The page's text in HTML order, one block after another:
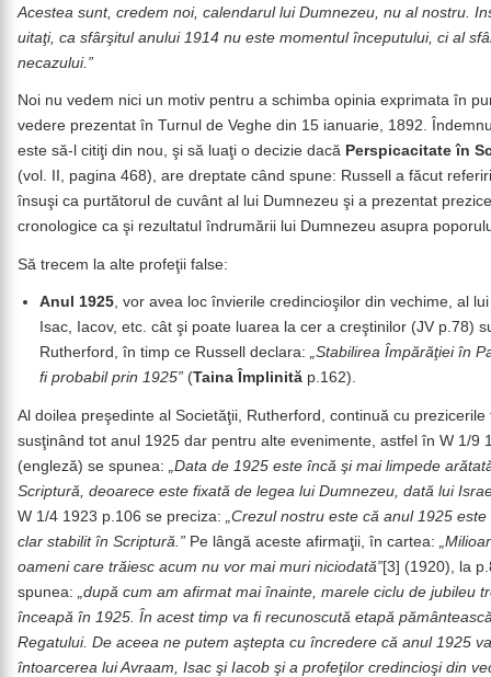
Acestea sunt, credem noi, calendarul lui Dumnezeu, nu al nostru.
uitaţi, ca sfârşitul anului 1914 nu este momentul începutului, ci al
necazului.”
Noi nu vedem nici un motiv pentru a schimba opinia exprimata în
vedere prezentat în Turnul de Veghe din 15 ianuarie, 1892.
este să-l citiţi din nou, şi să luaţi o decizie dacă Perspicacitate în
(vol. II, pagina 468), are dreptate când spune: Russell a făcut
însuşi ca purtătorul de cuvânt al lui Dumnezeu şi a prezentat
cronologice ca şi rezultatul îndrumării lui Dumnezeu asupra
Să trecem la alte profeţii false:
Anul 1925, vor avea loc învierile credincioşilor din vechime, al
Isac, Iacov, etc. cât şi poate luarea la cer a creştinilor (JV p.78)
Rutherford, în timp ce Russell declara:„Stabilirea Împărăţiei în
fi probabil prin 1925” (Taina Împlinită p.162).
Al doilea preşedinte al Societăţii, Rutherford, continuă cu prezicerile
susţinând tot anul 1925 dar pentru alte evenimente, astfel în W 1/9
(engleză) se spunea:
„Data de 1925 este încă şi mai limpede
Scriptură, deoarece este fixată de legea lui Dumnezeu, dată lui
W 1/4 1923 p.106 se preciza:
„Crezul nostru este că anul 1925
clar stabilit în Scriptură.” Pe lângă aceste afirmaţii, în cartea:
oameni care trăiesc acum nu vor mai muri niciodată”[3] (1920), la
spunea:
„după cum am afirmat mai înainte, marele ciclu de jubileu
înceapă în 1925. În acest timp va fi recunoscută etapă
Regatului. De aceea ne putem aştepta cu încredere că anul 1925
întoarcerea lui Avraam, Isac şi Iacob şi a profeţilor credincioşi din